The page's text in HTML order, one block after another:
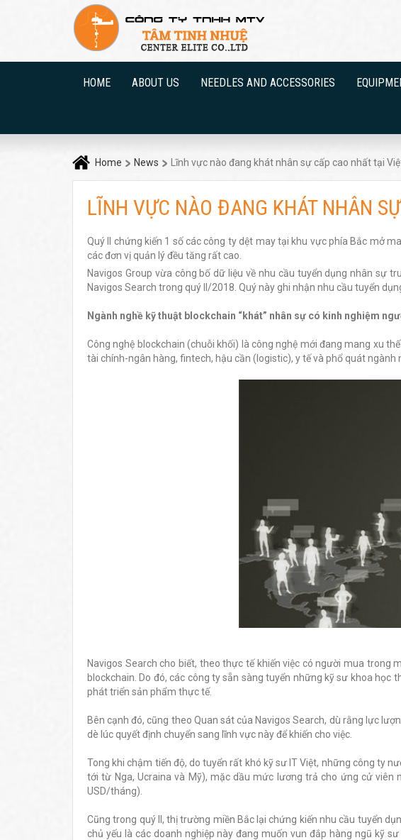
HOME ABOUT US NEEDLES AND ACCESSORIES
Home News Lĩnh vực nào đang khát nhân sự cấp cao nhất tại
LĨNH VỰC NÀO ĐANG KHÁT NHÂN
Quý II chứng kiến 1 số các công ty dệt may tại khu vực phía Bắc mở
các đơn vị quản lý đều tăng rất cao.
Navigos Group vừa công bố dữ liệu về nhu cầu tuyển dụng nhân sự
Navigos Search trong quý II/2018. Quý này ghi nhận nhu cầu tuyển
Ngành nghề kỹ thuật blockchain “khát” nhân sự có kinh nghiệm
Công nghệ blockchain (chuỗi khối) là công nghệ mới đang mang xu
tài chính-ngân hàng, fintech, hậu cần (logistic), y tế và phổ quát
Navigos Search cho biết, theo thực tế khiến việc có người mua trong
blockchain. Do đó, các công ty sẵn sàng tuyển những kỹ sư khoa
phát triển sản phẩm thực tế.
Bên cạnh đó, cũng theo Quan sát của Navigos Search, dù rằng lực
dè lúc quyết định chuyển sang lĩnh vực này để khiến cho việc.
Tong khi chậm tiến độ, do tuyển rất khó kỹ sư IT Việt, những công ty
tới từ Nga, Ucraina và Mỹ), mặc dầu mức lương trả cho ứng cử
USD/tháng).
Cũng trong quý II, thị trường miền Bắc lại chứng kiến nhu cầu tuyển
chủ yếu là các doanh nghiệp này đang muốn vun đắp hàng ngũ kỹ